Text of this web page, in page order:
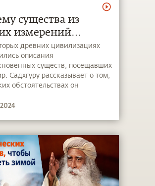
существа из
измерений
наш мир?
древних цивилизациях
описания
существ, посещавших
Садхгуру рассказывает о том,
обстоятельствах он
и какова их роль в нашей